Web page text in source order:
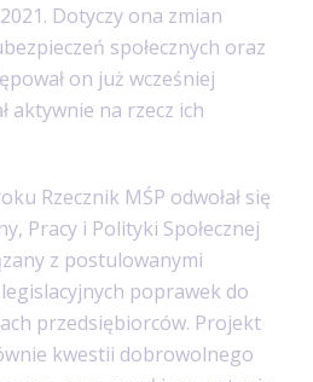
Dotyczy ona zmian
społecznych oraz
on już wcześniej
aktywnie na rzecz ich
Rzecznik MŚP odwołał się
Pracy i Polityki Społecznej
z postulowanymi
poprawek do
przedsiębiorców. Projekt
kwestii dobrowolnego